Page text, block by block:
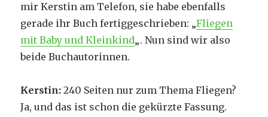
mir Kerstin am Telefon, sie habe ebenfalls
gerade ihr Buch fertiggeschrieben: „Fliegen
mit Baby und Kleinkind„. Nun sind wir also
beide Buchautorinnen.
Kerstin: 240 Seiten nur zum Thema Fliegen?
Ja, und das ist schon die gekürzte Fassung.